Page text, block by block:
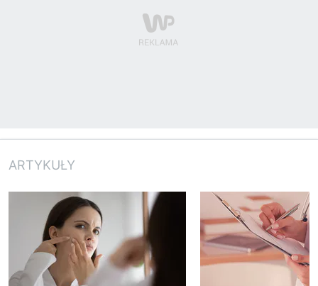
ARTYKUŁY